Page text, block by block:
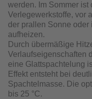
werden. Im Sommer ist
Verlegewerkstoffe, vor
der prallen Sonne
aufheizen.
Durch übermäßige
Verlaufseigenschaften
eine Glattspachtelung
Effekt entsteht bei
Spachtelmasse. Die
bis 25 °C.